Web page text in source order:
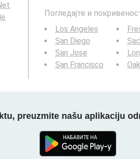
Погледајте и
Los Angeles
San Diego
San Jose
San Francisco
preuzmite našu aplikaciju